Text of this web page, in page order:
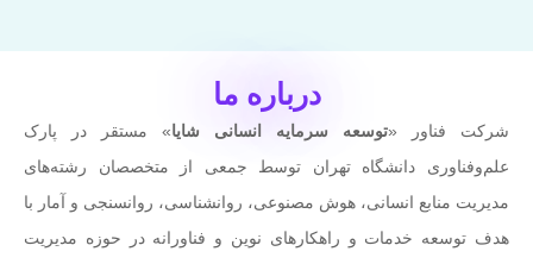
درباره ما
شرکت فناور «توسعه سرمایه انسانی شایا» مستقر در پارک
علم‌وفناوری دانشگاه تهران توسط جمعی از متخصصان رشته‌های
مدیریت منابع انسانی، هوش مصنوعی، روانشناسی، روانسنجی و آمار با
هدف توسعه خدمات و راهکارهای نوین و فناورانه در حوزه مدیریت